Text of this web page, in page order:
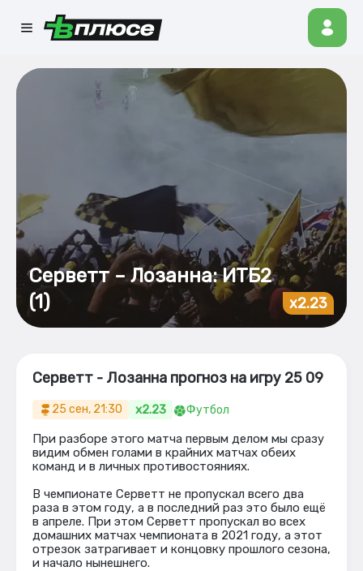
Серветт – Лозанна: ИТБ2
(1)
x2.23
Серветт - Лозанна прогноз на игру 25 09
25 сен, 21:30 x2.23 Футбол
При разборе этого матча первым делом мы сразу
видим обмен голами в крайних матчах обеих
команд и в личных противостояниях.
В чемпионате Серветт не пропускал всего два
раза в этом году, а в последний раз это было ещё
в апреле. При этом Серветт пропускал во всех
домашних матчах чемпионата в 2021 году, а этот
отрезок затрагивает и концовку прошлого сезона,
и начало нынешнего.